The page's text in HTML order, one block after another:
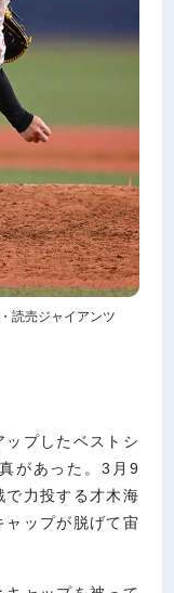
読売ジャイアンツ
プしたベストシ
があった。3月9
で力投する才木海
ャップが脱げて宙